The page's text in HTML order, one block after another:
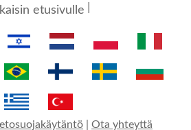
etusivulle
Ota yhteyttä